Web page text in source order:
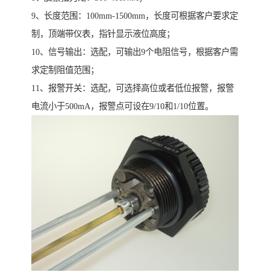
9、长度范围：100mm-1500mm，长度可根据客户要求定
制，顶端带仪表，指针显示液位高度；
10、信号输出：选配，可输出9个电阻信号，根据客户需
求定制阻值范围；
11、报警开关：选配，可选择高位或者低位报警，报警
电流小于500mA，报警点可设在9/10和1/10位置。